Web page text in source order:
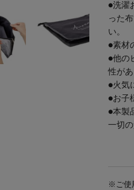
●洗濯
った
い。
●素材
●他の
性が
●火気
●お子
●本製
一切
※ご使